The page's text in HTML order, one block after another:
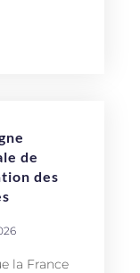
de
des
la France